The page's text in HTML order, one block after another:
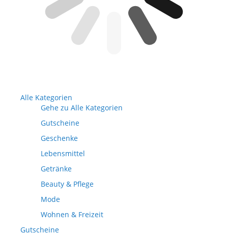
Alle Kategorien
Gehe zu Alle Kategorien
Gutscheine
Geschenke
Lebensmittel
Getränke
Beauty & Pflege
Mode
Wohnen & Freizeit
Gutscheine